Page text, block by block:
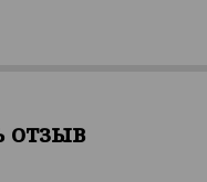
отзыв